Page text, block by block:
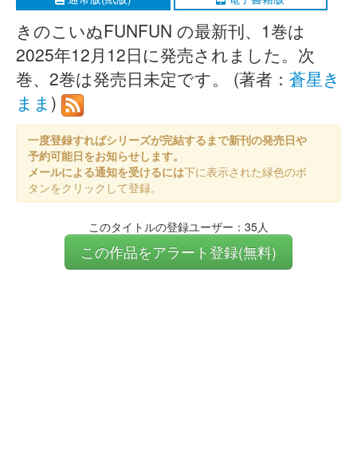
きのこいぬFUNFUN の最新刊、1巻は
2025年12月12日に発売されました。次
巻、2巻は発売日未定です。 (著者： 蒼星き
まま )
一度登録すればシリーズが完結するまで新刊の発売日や
予約可能日をお知らせします。
メールによる通知を受けるには下に表示された緑色のボ
タンをクリックして登録。
このタイトルの登録ユーザー：35人
この作品をアラート登録(無料)